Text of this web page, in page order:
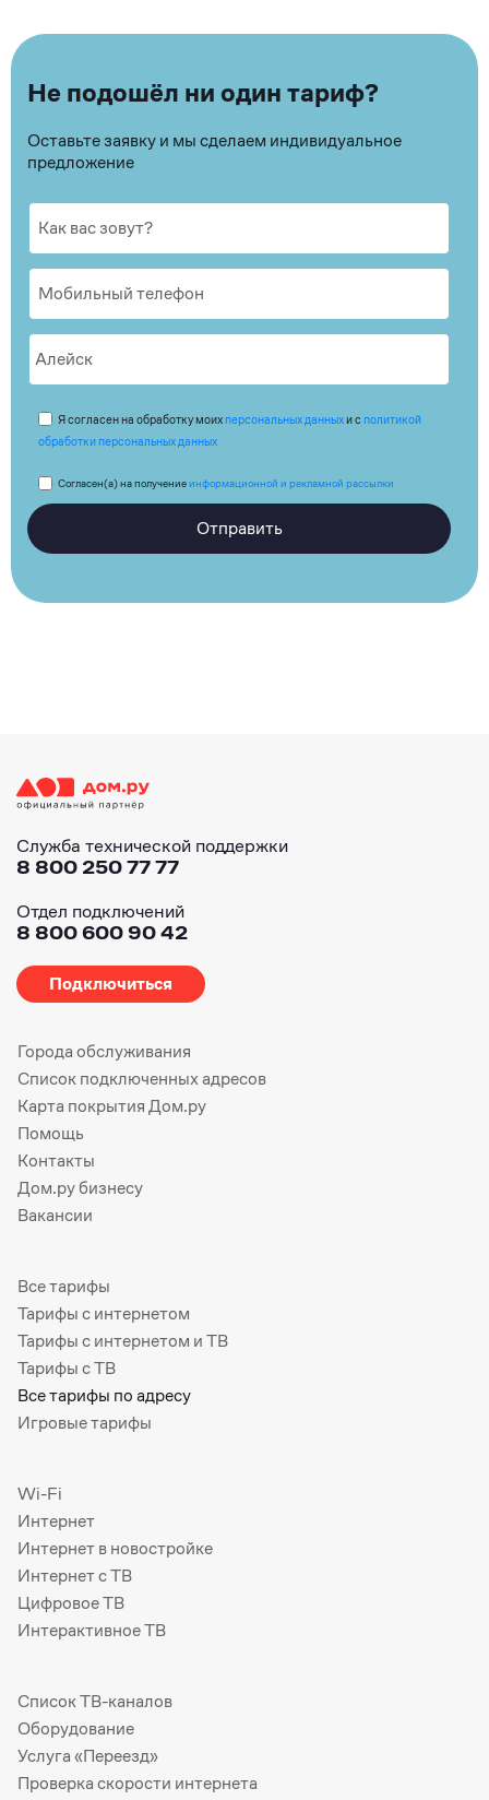
Не подошёл ни один тариф?
Оставьте заявку и мы сделаем индивидуальное
предложение
Я согласен на обработку моих персональных данныхи с политикой
обработки персональных данных
Согласен(а) на получениеинформационной и рекламной рассылки
Отправить
Служба технической поддержки
8 800 250 77 77
Отдел подключений
8 800 600 90 42
Подключиться
Города обслуживания
Список подключенных адресов
Карта покрытия Дом.ру
Помощь
Контакты
Дом.ру бизнесу
Вакансии
Все тарифы
Тарифы с интернетом
Тарифы с интернетом и ТВ
Тарифы с ТВ
Все тарифы по адресу
Игровые тарифы
Wi-Fi
Интернет
Интернет в новостройке
Интернет с ТВ
Цифровое ТВ
Интерактивное ТВ
Список ТВ-каналов
Оборудование
Услуга «Переезд»
Проверка скорости интернета